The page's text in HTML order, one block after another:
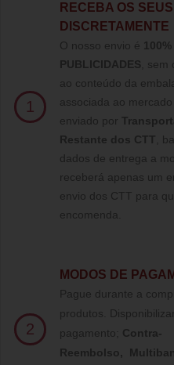
1
RECEBA OS
DISCRETAMENTE
O nosso envio é
PUBLICIDADES ,
ao conteúdo da
associada ao
enviado por
Restante dos CTT ,
dados de entrega a
receberá apenas um
envio dos CTT para
encomenda.
2
MODOS DE
Pague durante a
produtos.
pagamento; Contra-
Reembolso,